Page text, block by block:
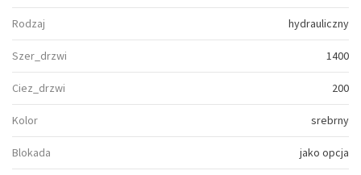
Rodzaj hydrauliczny
Szer_drzwi 1400
Ciez_drzwi 200
Kolor srebrny
Blokada jako opcja